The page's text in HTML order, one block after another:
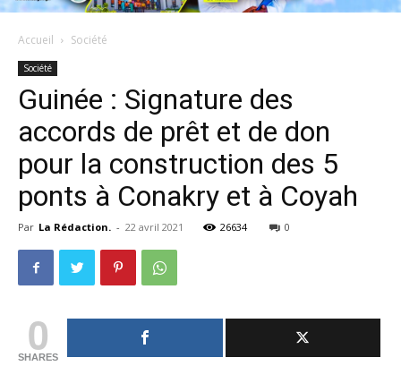
Accueil Société
Société
Guinée : Signature des
accords de prêt et de don
pour la construction des 5
ponts à Conakry et à Coyah
Par La Rédaction. - 22 avril 2021 26634 0
0
SHARES